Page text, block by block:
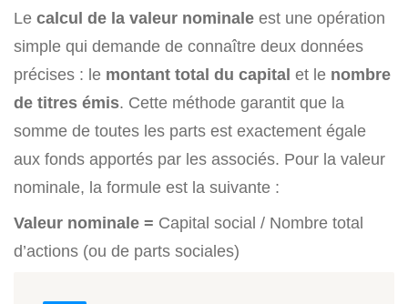
Le calcul de la valeur nominale est une opération
simple qui demande de connaître deux données
précises : le montant total du capital et le nombre
de titres émis. Cette méthode garantit que la
somme de toutes les parts est exactement égale
aux fonds apportés par les associés. Pour la valeur
nominale, la formule est la suivante :
Valeur nominale = Capital social / Nombre total
d’actions (ou de parts sociales)